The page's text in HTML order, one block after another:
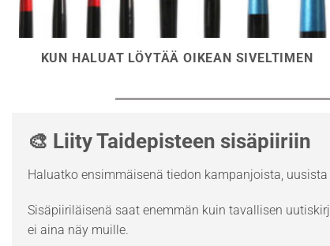
KUN HALUAT LÖYTÄÄ OIKEAN SIVELTIMEN
🎨 Liity Taidepisteen sisäpiiriin
Haluatko ensimmäisenä tiedon kampanjoista,
Sisäpiiriläisenä saat enemmän kuin tavallisen
ei aina näy muille.